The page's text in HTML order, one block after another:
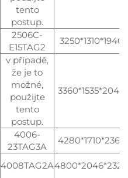
tento
postup.
2506C-
E15TAG2
3250*1310*1940
v případě,
že je to
možné,
použijte
tento
postup.
3360*1535*2040
4006-
23TAG3A
4280*1710*2365
4008TAG2A4800*2046*2320